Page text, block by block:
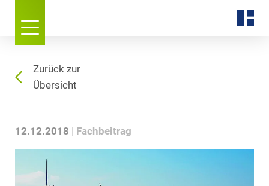
Zurück zur
Übersicht
12.12.2018 Fachbeitrag